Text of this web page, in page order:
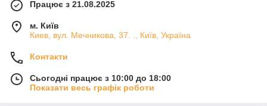
Працює з 21.08.2025
м. Київ
Киев, вул. Мечникова, 37. ., Київ, Україна
Контакти
Сьогодні працює з 10:00 до 18:00
Показати весь графік роботи